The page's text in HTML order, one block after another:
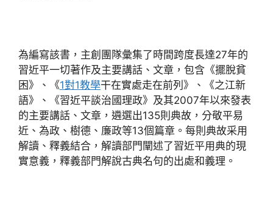
為編寫該書，主創團隊彙集了時間跨度長達27年的
習近平一切著作及主要講話、文章，包含《擺脫貧
困》、《1對1教學干在實處走在前列》、《之江新
語》、《習近平談治國理政》及其2007年以來發表
的主要講話、文章，遴選出135則典故，分敬平易
近、為政、樹德、廉政等13個篇章。每則典故采用
解讀、釋義結合，解讀部門闡述了習近平用典的現
實意義，釋義部門解說古典名句的出處和義理。